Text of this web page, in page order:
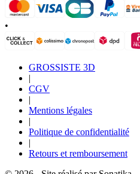
•
GROSSISTE 3D
|
CGV
|
Mentions légales
|
Politique de confidentialité
|
Retours et remboursement